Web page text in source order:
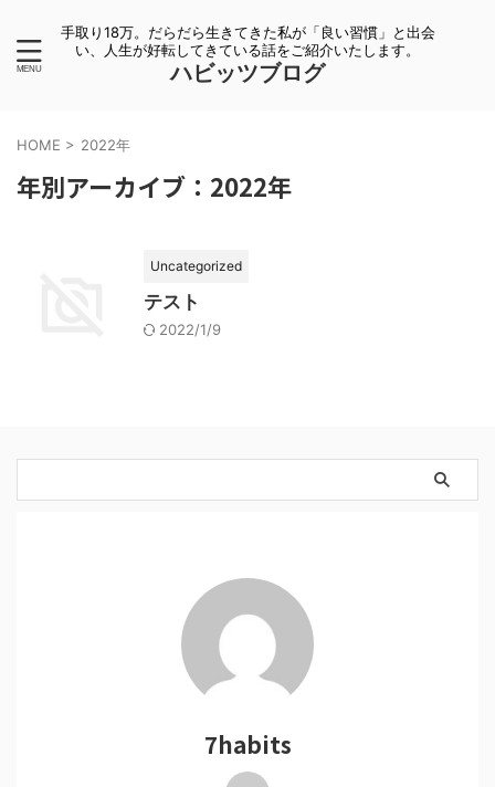
手取り18万。だらだら生きてきた私が「良い習慣」と出会
い、人生が好転してきている話をご紹介いたします。
ハビッツブログ
HOME > 2022年
年別アーカイブ：2022年
Uncategorized
テスト
2022/1/9
7habits